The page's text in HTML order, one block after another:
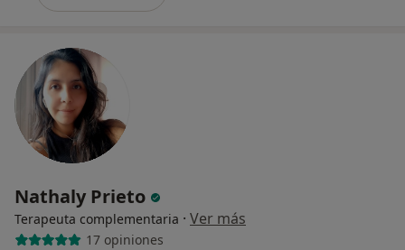
Nathaly Prieto
Terapeuta complementaria · Ver más
17 opiniones